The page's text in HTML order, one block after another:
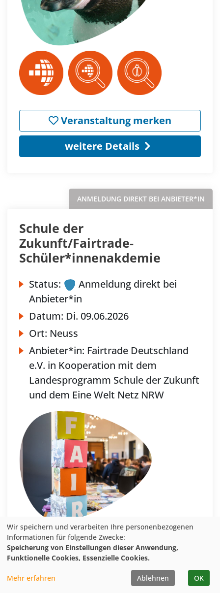
Veranstaltung merken
weitere Details
ANMELDUNG DIREKT BEI ANBIETER*IN
Schule der
Zukunft/Fairtrade-
Schüler*innenakdemie
Status:
Anmeldung direkt bei
Anbieter*in
Datum: Di. 09.06.2026
Ort: Neuss
Anbieter*in: Fairtrade Deutschland
e.V. in Kooperation mit dem
Landesprogramm Schule der Zukunft
und dem Eine Welt Netz NRW
Wir speichern und verarbeiten Ihre personenbezogenen
Informationen für folgende Zwecke:
Speicherung von Einstellungen dieser Anwendung,
Funktionelle Cookies, Essenzielle Cookies.
Mehr erfahren Ablehnen OK